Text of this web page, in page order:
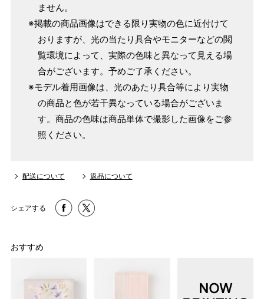
ません。
※掲載の商品画像はできる限り実物の色に近付けて
おりますが、光の当たり具合やモニターなどの閲
覧環境によって、実際の色味と異なって見える場
合がございます。予めご了承ください。
※モデル着用画像は、光のあたり具合等により実物
の商品と色が若干異なっている場合がございま
す。商品の色味は商品単体で撮影した画像をご参
照ください。
配送について 返品について
シェアする
おすすめ